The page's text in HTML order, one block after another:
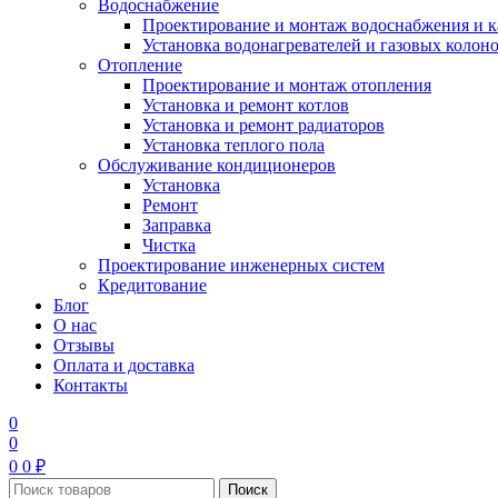
Водоснабжение
Проектирование и монтаж водоснабжения и
Установка водонагревателей и газовых
Отопление
Проектирование и монтаж отопления
Установка и ремонт котлов
Установка и ремонт радиаторов
Установка теплого пола
Обслуживание кондиционеров
Установка
Ремонт
Заправка
Чистка
Проектирование инженерных систем
Кредитование
Блог
О нас
Отзывы
Оплата и доставка
Контакты
0
0
0 0 ₽
Поиск